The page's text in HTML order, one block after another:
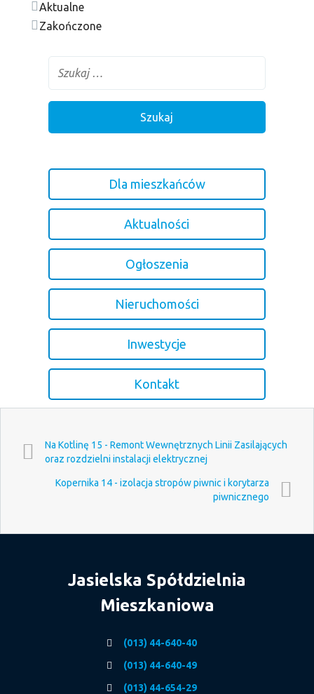
Aktualne
Zakończone
Dla mieszkańców
Aktualności
Ogłoszenia
Nieruchomości
Inwestycje
Kontakt
Na Kotlinę 15 - Remont Wewnętrznych Linii Zasilających
oraz rozdzielni instalacji elektrycznej
Kopernika 14 - izolacja stropów piwnic i korytarza
piwnicznego
Jasielska Spółdzielnia
Mieszkaniowa
(013) 44-640-40
(013) 44-640-49
(013) 44-654-29